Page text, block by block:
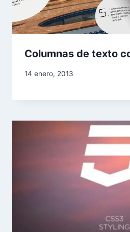
Columnas de texto
14 enero, 2013